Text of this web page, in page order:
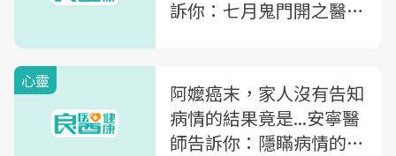
訴你：七月鬼門開之醫院
心靈
阿嬤癌末，家人沒有告知
病情的結果竟是...安寧醫
師告訴你：隱瞞病情的3